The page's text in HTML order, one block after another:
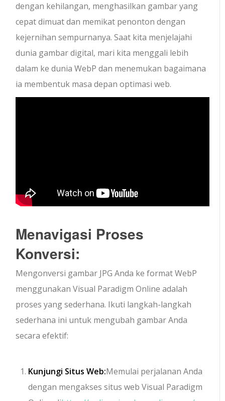
dengan kehilangan, menghasilkan gambar yang
cepat dimuat dan memikat penonton dengan
kejernihan sempurnanya. Saat kita menjelajahi
dunia gambar digital, mari kita menggali lebih
dalam ke dunia WebP dan menemukan bagaimana
ia membentuk masa depan optimasi web.
Menavigasi Proses
Konversi:
Mengonversi gambar JPG Anda ke format WebP
menggunakan Visual Paradigm Online adalah
proses yang sederhana. Ikuti langkah-langkah
sederhana ini untuk mengubah gambar Anda
secara efektif:
Kunjungi Situs Web:Memulai perjalanan Anda
dengan mengakses situs web Visual Paradigm